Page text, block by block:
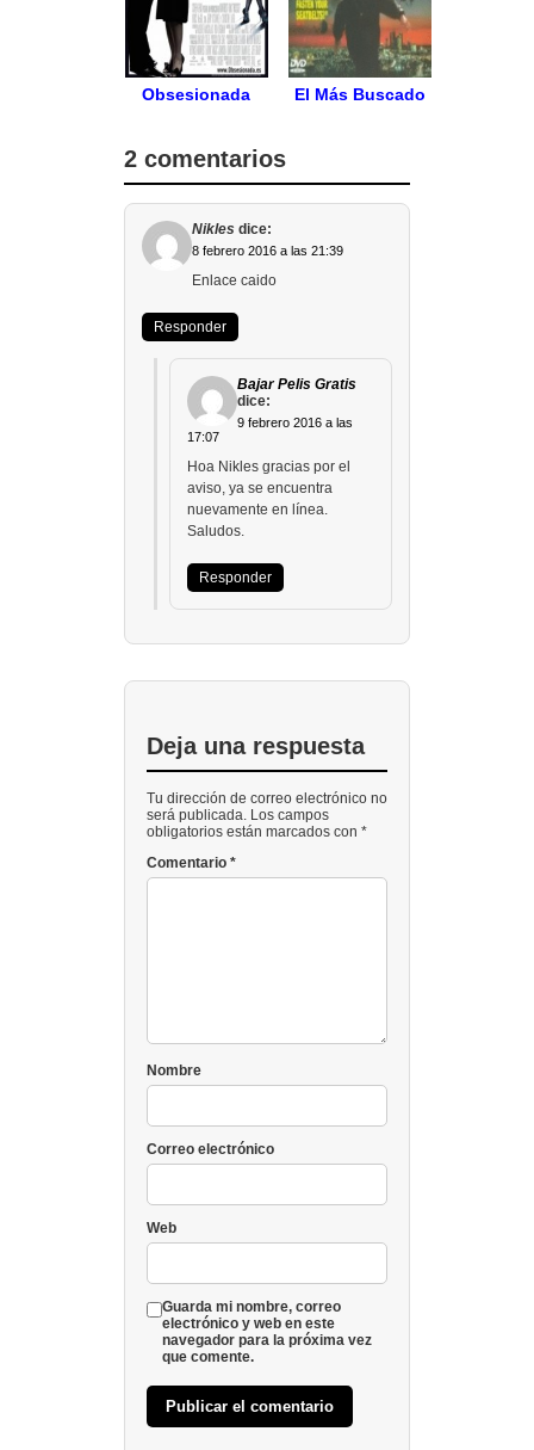
Obsesionada El Más Buscado
2 comentarios
Nikles dice:
8 febrero 2016 a las 21:39
Enlace caido
Responder
Bajar Pelis Gratis
dice:
9 febrero 2016 a las
17:07
Hoa Nikles gracias por el
aviso, ya se encuentra
nuevamente en línea.
Saludos.
Responder
Deja una respuesta
Tu dirección de correo electrónico no
será publicada. Los campos
obligatorios están marcados con *
Comentario *
Nombre
Correo electrónico
Web
Guarda mi nombre, correo
electrónico y web en este
navegador para la próxima vez
que comente.